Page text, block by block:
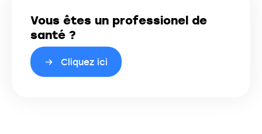
Vous êtes un professionel de
santé ?
Cliquez ici